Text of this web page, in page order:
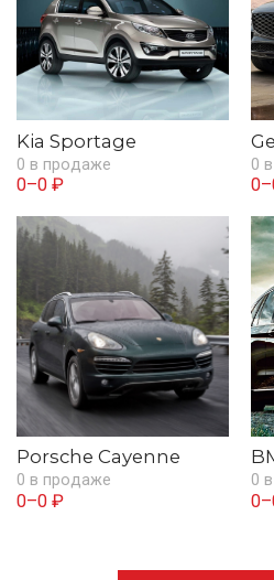
Kia Sportage
0 в продаже
0–0 ₽
0
Porsche Cayenne
0 в продаже
0–0 ₽
0